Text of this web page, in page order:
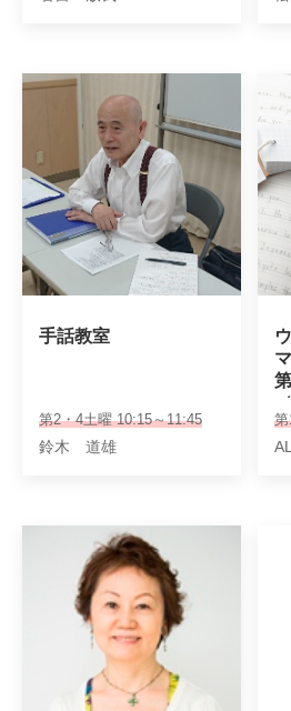
手話教室
第2・4土曜 10:15～11:45
鈴木 道雄